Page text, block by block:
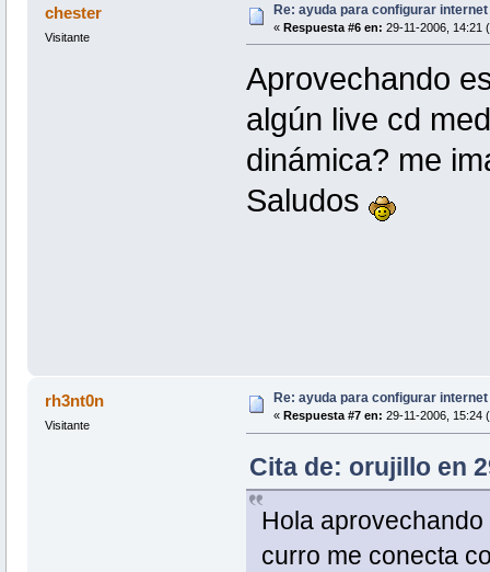
chester
Visitante
Re: ayuda para configurar
« Respuesta #6 en: 29-11-2006, 14:21
Aprovechando
algún live cd
dinámica? me
Saludos
rh3nt0n
Visitante
Re: ayuda para configurar
« Respuesta #7 en: 29-11-2006, 15:24
Cita de: orujillo en
Hola
curro me conecta